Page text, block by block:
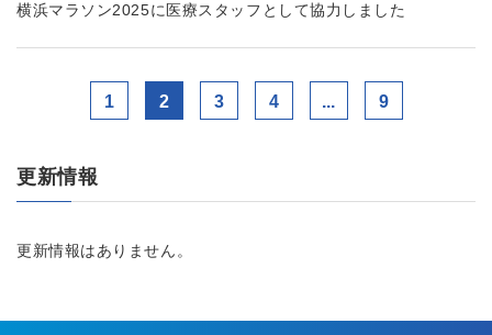
横浜マラソン2025に医療スタッフとして協力しました
1 2 3 4 ... 9
更新情報
更新情報はありません。